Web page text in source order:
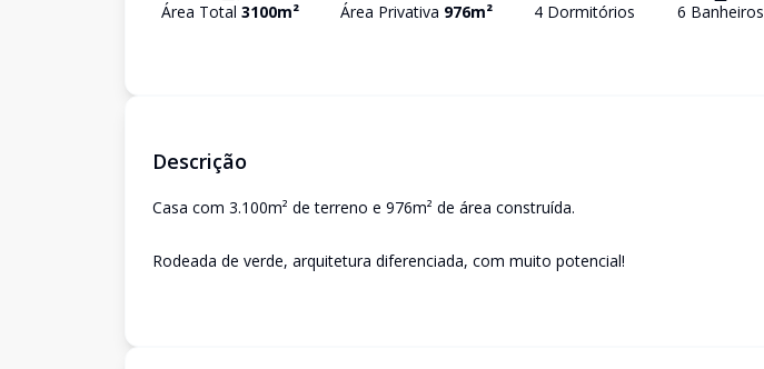
Área Total 3100m² Área Privativa 976m² 4 Dormitórios 6 Banheiros
Descrição
Casa com 3.100m² de terreno e 976m² de área construída.
Rodeada de verde, arquitetura diferenciada, com muito potencial!